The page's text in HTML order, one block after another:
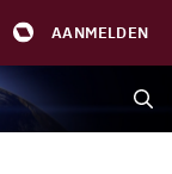
AANMELDEN